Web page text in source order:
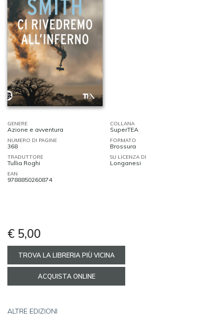
GENERE
Azione e avventura
COLLANA
SuperTEA
NUMERO DI PAGINE
368
FORMATO
Brossura
TRADUTTORE
Tullia Roghi
SU LICENZA DI
Longanesi
EAN
9788850260874
€ 5,00
TROVA LA LIBRERIA PIÙ VICINA
ACQUISTA ONLINE
ALTRE EDIZIONI